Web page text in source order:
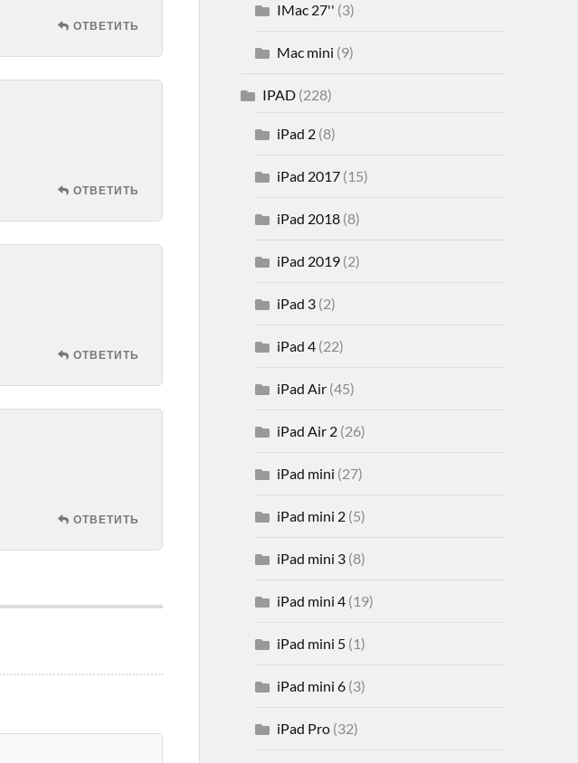
ОТВЕТИТЬ
ОТВЕТИТЬ
ОТВЕТИТЬ
ОТВЕТИТЬ
IMac 27'' (3)
Mac mini (9)
IPAD(228)
iPad 2(8)
iPad 2017(15)
iPad 2018(8)
iPad 2019(2)
iPad 3(2)
iPad 4(22)
iPad Air(45)
iPad Air 2(26)
iPad mini (27)
iPad mini 2(5)
iPad mini 3(8)
iPad mini 4(19)
iPad mini 5(1)
iPad mini 6(3)
iPad Pro(32)